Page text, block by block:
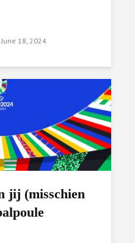
June 18, 2024
jij (misschien